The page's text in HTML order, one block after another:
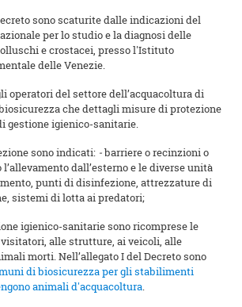
sono scaturite dalle indicazioni del
per lo studio e la diagnosi delle
e crostacei, presso l'Istituto
delle Venezie.
operatori del settore dell’acquacoltura di
che dettagli misure di protezione
gestione igienico-sanitarie.
sono indicati: -barriere o recinzioni o
dall’esterno e le diverse unità
punti di disinfezione, attrezzature di
sistemi di lotta ai predatori;
igienico-sanitarie sono ricomprese le
alle strutture, ai veicoli, alle
morti. Nell’allegato I del Decreto sono
di biosicurezza per gli stabilimenti
animali d'acquacoltura.